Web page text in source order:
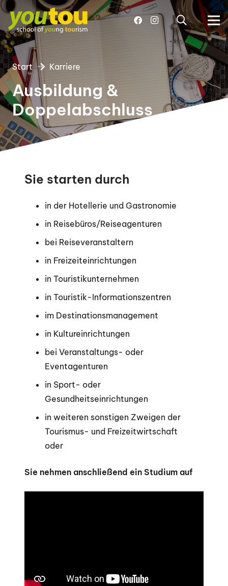
Start Karriere
Ausbildung &
Doppelabschluss
Sie starten durch
in der Hotellerie und Gastronomie
in Reisebüros/Reiseagenturen
bei Reiseveranstaltern
in Freizeiteinrichtungen
in Touristikunternehmen
in Touristik-Informationszentren
im Destinationsmanagement
in Kultureinrichtungen
bei Veranstaltungs- oder
Eventagenturen
in Sport- oder
Gesundheitseinrichtungen
in weiteren sonstigen Zweigen der
Tourismus- und Freizeitwirtschaft
oder
Sie nehmen anschließend ein Studium auf